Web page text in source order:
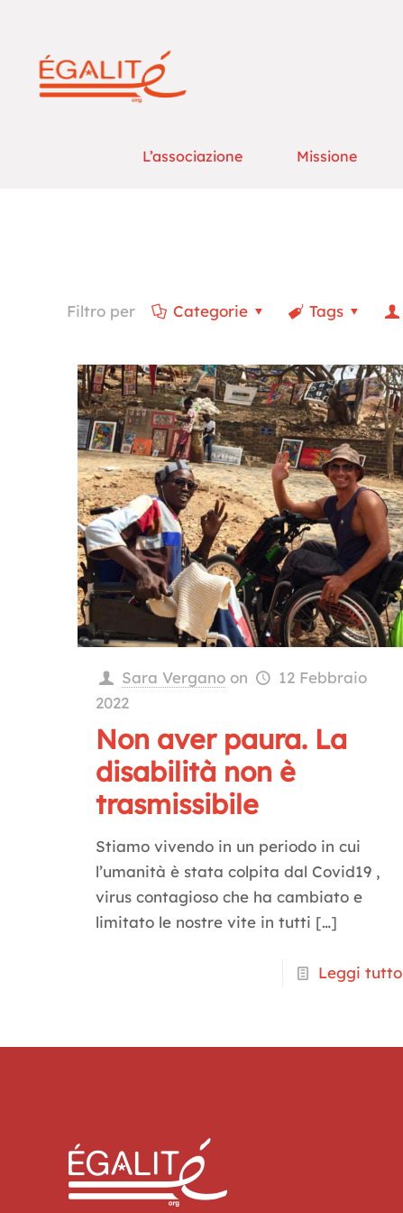
L’associazione Missione
Filtro per Categorie Tags
Sara Vergano on
12 Febbraio
2022
Non aver paura. La
disabilità non è
trasmissibile
Stiamo vivendo in un periodo in cui
l’umanità è stata colpita dal Covid19 ,
virus contagioso che ha cambiato e
limitato le nostre vite in tutti […]
Leggi tutto